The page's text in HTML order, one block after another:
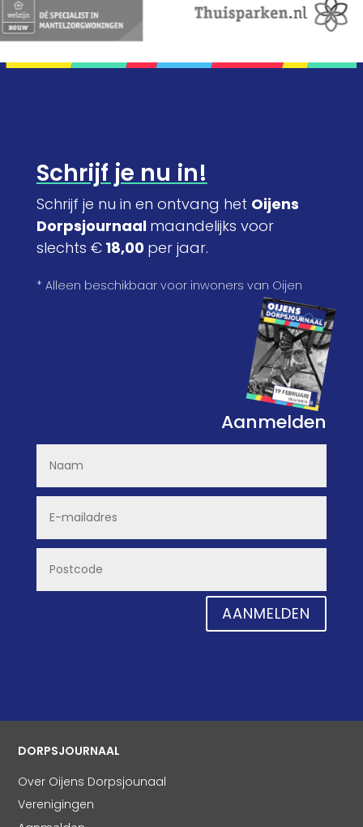
Schrijf je nu in!
Schrijf je nu in en ontvang het Oijens
Dorpsjournaal maandelijks voor
slechts €18,00 per jaar.
* Alleen beschikbaar voor inwoners van Oijen
Aanmelden
AANMELDEN
DORPSJOURNAAL
Over Oijens Dorpsjounaal
Verenigingen